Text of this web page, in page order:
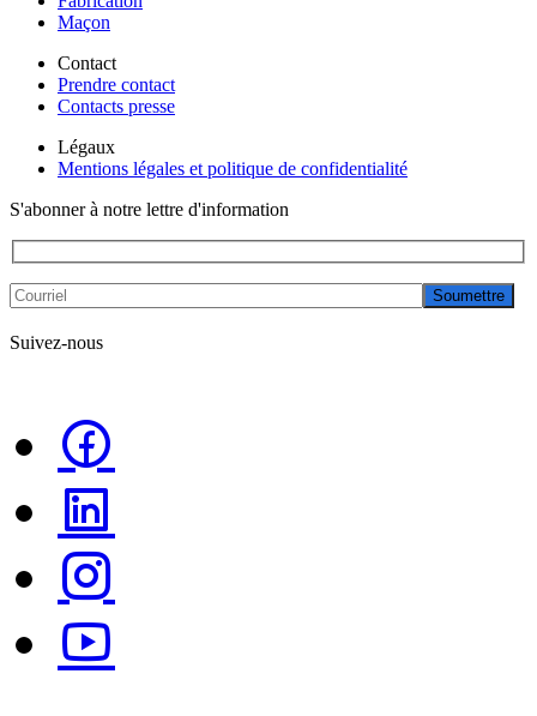
Maçon
Contact
Prendre contact
Contacts presse
Légaux
Mentions légales et politique de confidentialité
S'abonner à notre lettre d'information
Soumettre
Suivez-nous